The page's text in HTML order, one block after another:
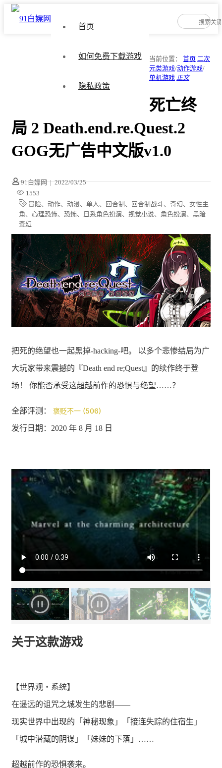
首页
如何免费下载游戏
隐私政策
当前位置： 首页 二次
元类游戏/动作游戏/
单机游戏 正文
死亡终
局 2 Death.end.re.Quest.2
GOG无广告中文版v1.0
91白嫖网 | 2022/03/25
1553
冒险、 动作、 动漫、 单人 、 回合制 、 回合制战斗、 奇幻、 女性主
角、 心理恐怖、 恐怖、 日系角色扮演、 视觉小说、 角色扮演、 黑暗
奇幻
把死的绝望也一起黑掉-hacking-吧。 以多个悲惨结局为广
大玩家带来震撼的『Death end re;Quest』的续作终于登
场！ 你能否承受这超越前作的恐惧与绝望……？
全部评测： 褒贬不一 (506)
发行日期：2020 年 8 月 18 日
关于这款游戏
【世界观・系统】
在遥远的诅咒之城发生的悲剧——
现实世界中出现的「神秘现象」「接连失踪的住宿生」
「城中潜藏的阴谋」「妹妹的下落」……
超越前作的恐惧袭来。